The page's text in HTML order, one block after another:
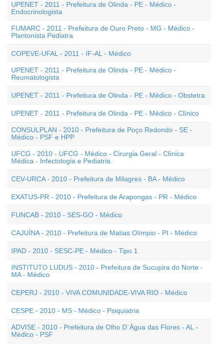
UPENET - 2011 - Prefeitura de Olinda - PE - Médico -
Endocrinologista
FUMARC - 2011 - Prefeitura de Ouro Preto - MG - Médico -
Plantonista Pediatra
COPEVE-UFAL - 2011 - IF-AL - Médico
UPENET - 2011 - Prefeitura de Olinda - PE - Médico -
Reumatologista
UPENET - 2011 - Prefeitura de Olinda - PE - Médico - Obstetra
UPENET - 2011 - Prefeitura de Olinda - PE - Médico - Clínico
CONSULPLAN - 2010 - Prefeitura de Poço Redondo - SE -
Médico - PSF e HPP
UFCG - 2010 - UFCG - Médico - Cirurgia Geral - Clínica
Médica - Infectologia e Pediatria
CEV-URCA - 2010 - Prefeitura de Milagres - BA - Médico
EXATUS-PR - 2010 - Prefeitura de Arapongas - PR - Médico
FUNCAB - 2010 - SES-GO - Médico
CAJUÍNA - 2010 - Prefeitura de Matias Olímpio - PI - Médico
IPAD - 2010 - SESC-PE - Médico - Tipo 1
INSTITUTO LUDUS - 2010 - Prefeitura de Sucupira do Norte -
MA - Médico
CEPERJ - 2010 - VIVA COMUNIDADE-VIVA RIO - Médico
CESPE - 2010 - MS - Médico - Psiquiatria
ADVISE - 2010 - Prefeitura de Olho D`Água das Flores - AL -
Médico - PSF